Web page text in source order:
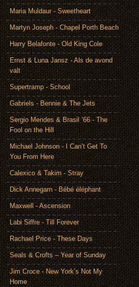
Maria Muldaur - Sweetheart
Martyn Joseph - Chapel Porth Beach
Harry Belafonte - Old King Cole
Ernst & Luna Jansz - Als de avond
valt
Supertramp - School
Gabriels - Bennie & The Jets
Sergio Mendes & Brasil ’66 - The
Fool on the Hill
Michael Johnson - I Can’t Get To
You From Here
Calexico & Takim - Stray
Dick Annegarn - Bébé éléphant
Maxwell - Ascension
Labi Siffre - Till Forever
Rachael Price - These Days
Seals & Crofts – Year of Sunday
Jim Croce - New York’s Not My
Home